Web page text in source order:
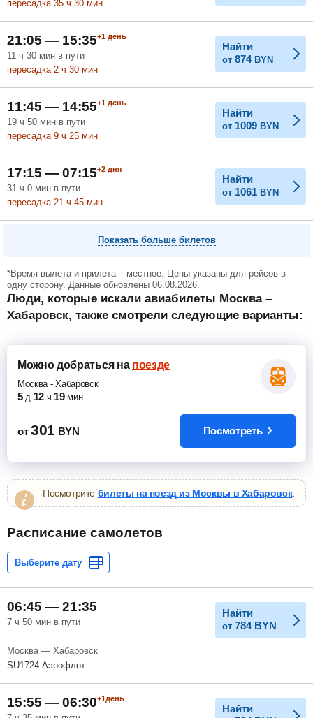
пересадка 35 ч 30 мин
21:05 — 15:35+1 день
11 ч 30 мин в пути
пересадка 2 ч 30 мин
Найти
от 874 BYN
11:45 — 14:55+1 день
19 ч 50 мин в пути
пересадка 9 ч 25 мин
Найти
от 1009 BYN
17:15 — 07:15+2 дня
31 ч 0 мин в пути
пересадка 21 ч 45 мин
Найти
от 1061 BYN
Показать больше билетов
*Время вылета и прилета – местное. Цены указаны для рейсов в
одну сторону. Данные обновлены 06.08.2026.
Люди, которые искали авиабилеты Москва –
Хабаровск, также смотрели следующие варианты:
Можно добратьсяна поезде
Москва -Хабаровск
5 д 12 ч 19 мин
от 301 BYN Посмотреть
Посмотрите билеты на поезд из Москвы в Хабаровск.
Расписание самолетов
06:45 — 21:35
7 ч 50 мин в пути
Найти
от 784 BYN
Москва — Хабаровск
SU1724 Аэрофлот
15:55 — 06:30+1день
Найти